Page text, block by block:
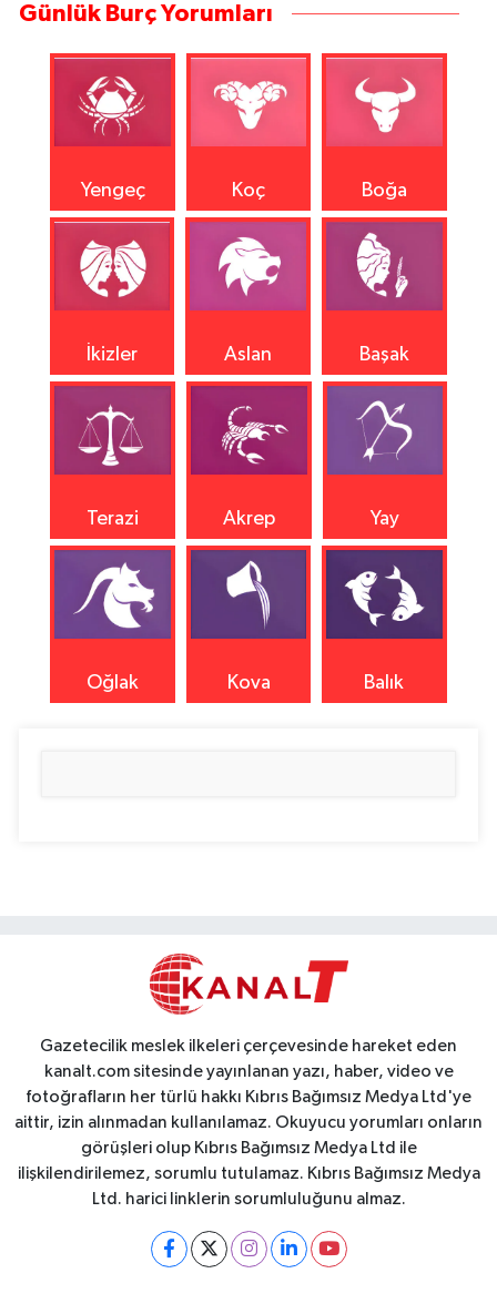
Günlük Burç Yorumları
Yengeç Koç Boğa
İkizler Aslan Başak
Terazi Akrep Yay
Oğlak Kova Balık
Gazetecilik meslek ilkeleri çerçevesinde hareket eden
kanalt.com sitesinde yayınlanan yazı, haber, video ve
fotoğrafların her türlü hakkı Kıbrıs Bağımsız Medya Ltd'ye
aittir, izin alınmadan kullanılamaz. Okuyucu yorumları onların
görüşleri olup Kıbrıs Bağımsız Medya Ltd ile
ilişkilendirilemez, sorumlu tutulamaz. Kıbrıs Bağımsız Medya
Ltd. harici linklerin sorumluluğunu almaz.